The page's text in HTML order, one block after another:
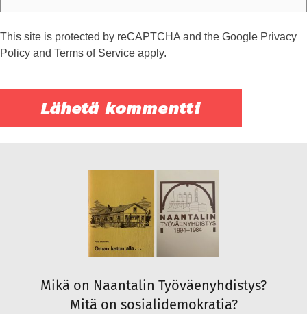
This site is protected by reCAPTCHA and the Google Privacy
Policy and Terms of Service apply.
Mikä on Naantalin Työväenyhdistys?
Mitä on sosialidemokratia?